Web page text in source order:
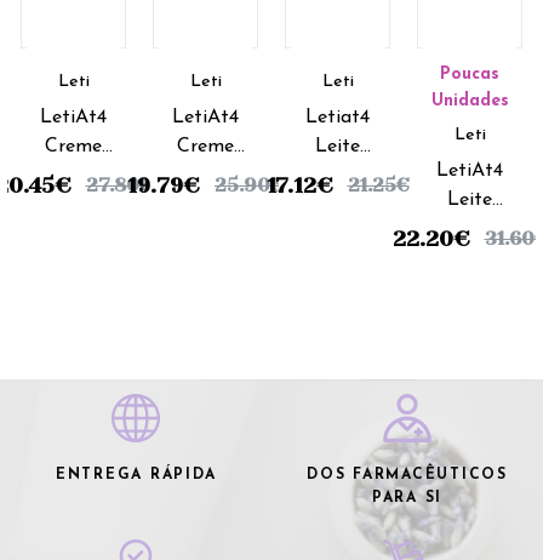
Leti
LetiAt4
Creme
Corporal
€ 27.80€
Leti
LetiAt4
Creme
Emoliente
19.79€ 25.90€
Leti
Letiat4
Leite
Corporal
17.12€ 21.25€
Poucas
Unidades
Leti
LetiAt4
Leite
Corporal
22.20€ 31.60
ENTREGA RÁPIDA
DOS FARMACÊUTICOS
PARA SI